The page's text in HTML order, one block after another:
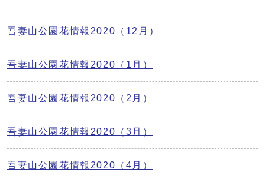
吾妻山公園花情報2020（12月）
吾妻山公園花情報2020（1月）
吾妻山公園花情報2020（2月）
吾妻山公園花情報2020（3月）
吾妻山公園花情報2020（4月）